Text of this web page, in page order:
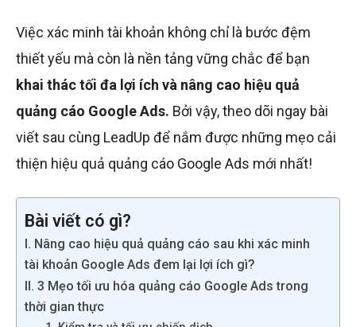
Việc xác minh tài khoản không chỉ là bước đệm
thiết yếu mà còn là nền tảng vững chắc để bạn
khai thác tối đa lợi ích và nâng cao hiệu quả
quảng cáo Google Ads. Bởi vậy, theo dõi ngay bài
viết sau cùng LeadUp để nắm được những mẹo cải
thiện hiệu quả quảng cáo Google Ads mới nhất!
Bài viết có gì?
I. Nâng cao hiệu quả quảng cáo sau khi xác minh
tài khoản Google Ads đem lại lợi ích gì?
II. 3 Mẹo tối ưu hóa quảng cáo Google Ads trong
thời gian thực